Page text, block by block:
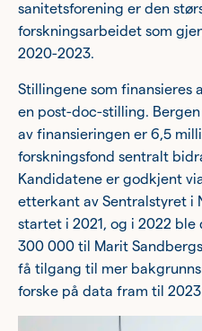
sanitetsforening er den
forskningsarbeidet som
2020-2023.
Stillingene som finansieres
en post-doc-stilling.
av finansieringen er 6,5
forskningsfond sentralt
Kandidatene er godkjent
etterkant av Sentralstyret i
startet i 2021, og i 2022
300 000 til Marit
få tilgang til mer
forske på data fram til